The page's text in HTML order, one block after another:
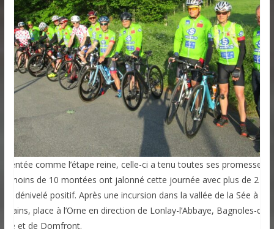
comme l’étape reine, celle-ci a tenu toutes ses promesses.
moins de 10 montées ont jalonné cette journée avec plus de 2
de dénivelé positif. Après une incursion dans la vallée de la Sée à
place à l’Orne en direction de Lonlay-l’Abbaye, Bagnoles-de-
et de Domfront.